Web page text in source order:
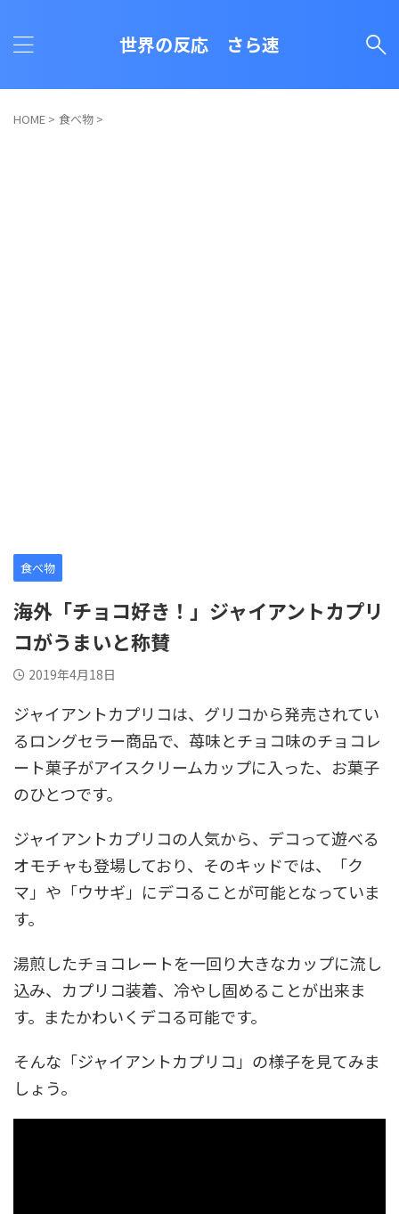
世界の反応 さら速
HOME > 食べ物 >
食べ物
海外「チョコ好き！」ジャイアントカプリ
コがうまいと称賛
2019年4月18日
ジャイアントカプリコは、グリコから発売されてい
るロングセラー商品で、苺味とチョコ味のチョコレ
ート菓子がアイスクリームカップに入った、お菓子
のひとつです。
ジャイアントカプリコの人気から、デコって遊べる
オモチャも登場しており、そのキッドでは、「ク
マ」や「ウサギ」にデコることが可能となっていま
す。
湯煎したチョコレートを一回り大きなカップに流し
込み、カプリコ装着、冷やし固めることが出来ま
す。またかわいくデコる可能です。
そんな「ジャイアントカプリコ」の様子を見てみま
しょう。